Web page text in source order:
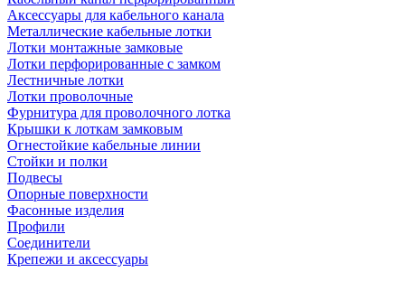
Аксессуары для кабельного канала
Металлические кабельные лотки
Лотки монтажные замковые
Лотки перфорированные с замком
Лестничные лотки
Лотки проволочные
Фурнитура для проволочного лотка
Крышки к лоткам замковым
Огнестойкие кабельные линии
Стойки и полки
Подвесы
Опорные поверхности
Фасонные изделия
Профили
Соединители
Крепежи и аксессуары